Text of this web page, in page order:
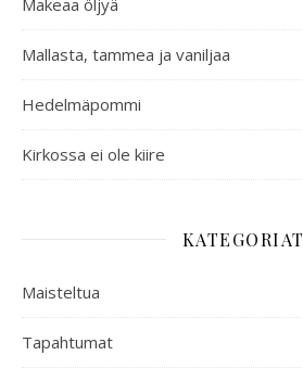
Mallasta, tammea ja vaniljaa
Hedelmäpommi
Kirkossa ei ole kiire
KATEGORIAT
Maisteltua
Tapahtumat